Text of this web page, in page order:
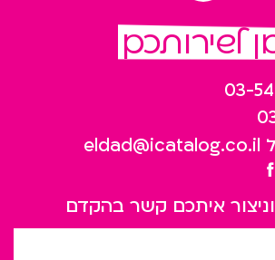
לשירותכם
03-
eldad@icatalog.co.il
איתכם קשר בהקדם